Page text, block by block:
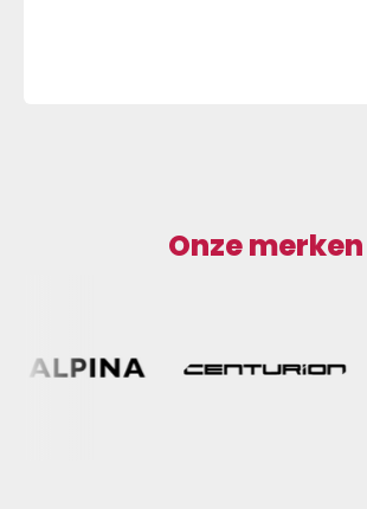
Onze merken